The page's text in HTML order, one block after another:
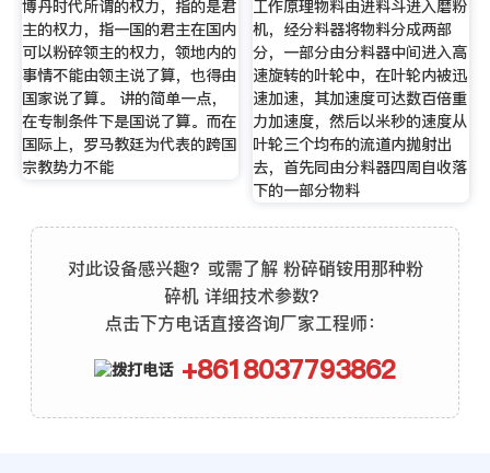
博丹时代所谓的权力，指的是君
主的权力，指一国的君主在国内
可以粉碎领主的权力，领地内的
事情不能由领主说了算，也得由
国家说了算。 讲的简单一点，
在专制条件下是国说了算。而在
国际上，罗马教廷为代表的跨国
宗教势力不能
工作原理物料由进料斗进入磨粉
机，经分料器将物料分成两部
分，一部分由分料器中间进入高
速旋转的叶轮中，在叶轮内被迅
速加速，其加速度可达数百倍重
力加速度，然后以米秒的速度从
叶轮三个均布的流道内抛射出
去，首先同由分料器四周自收落
下的一部分物料
对此设备感兴趣？或需了解 粉碎硝铵用那种粉
碎机 详细技术参数？
点击下方电话直接咨询厂家工程师：
+8618037793862